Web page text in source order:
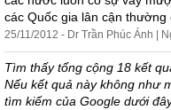
các Quốc gia lân cận thường
25/11/2012 - Dr Trần Phúc Ánh |
Tìm thấy tổng cộng 18 kết
Nếu kết quả này không như
tìm kiếm của Google dưới